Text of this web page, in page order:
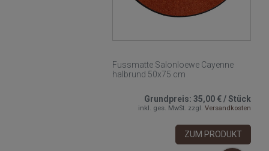
Fussmatte Salonloewe Cayenne
halbrund 50x75 cm
Grundpreis:35,00 €/Stück
inkl. ges. MwSt. zzgl.Versandkosten
ZUM PRODUKT